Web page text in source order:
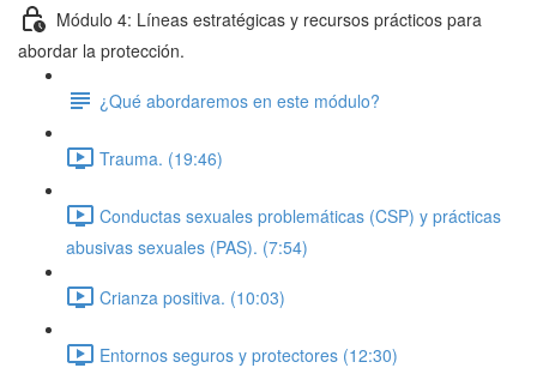
Módulo 4: Líneas estratégicas y recursos prácticos para
abordar la protección.
¿Qué abordaremos en este módulo?
Trauma. (19:46)
Conductas sexuales problemáticas (CSP) y prácticas
abusivas sexuales (PAS). (7:54)
Crianza positiva. (10:03)
Entornos seguros y protectores (12:30)